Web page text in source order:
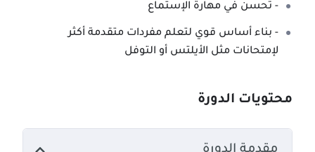
- تحسن في مهارة الإستماع
- بناء أساس قوي لتعلم مفردات متقدمة أكثر
لإمتحانات مثل الأيلتس أو التوفل
محتويات الدورة